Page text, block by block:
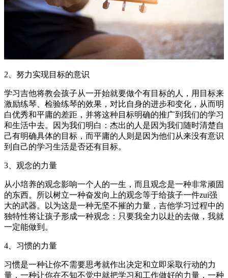
2、努力实现目标的意识
学习吉他将教会孩子从一开始就要做个有目标的人，用目标来
激励练琴、检验练琴的效果，对比自身的进步和变化，从而明
白优秀和平庸的差距，并将这种目标明确的推广到我们的学习
和生活中去。因为我们明白：杰出的人是因为我们随时清楚自
己有明确具体的目标，而平庸的人则是因为他们从来没有意识
到自己的学习生活是否还有目标。
3、观念的力量
从小培养的观念影响一个人的一生，而且观念是一种非常顽固
的东西。所以树立一种奋发向上的观念等于给孩子一件zui强
大的武器。以为这是一种无坚不摧的力量，吉他学习过程中的
独特性将让孩子形成一种观念：只要我全力以赴的去做，我就
一定能做到。
4、习惯的力量
习惯是一种让你不需要思考就作出决定和立即采取行动的力
量，一种让你在不知不觉中就把学习和工作做好的力量，一种